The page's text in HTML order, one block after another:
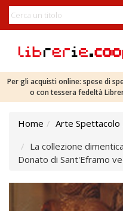
Per gli acquisti online: spese di
o con tessera fedeltà
Home Arte Spettacolo
La collezione
Donato di Sant'Eframo